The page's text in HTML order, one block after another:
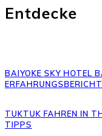
Entdecke
BAIYOKE SKY HOTEL
ERFAHRUNGSBERICHT
TUKTUK FAHREN IN
TIPPS